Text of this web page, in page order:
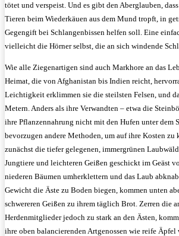
tötet und verspeist. Und es gibt den Aberglauben,
Tieren beim Wiederkäuen aus dem Mund tropft, in
Gegengift bei Schlangenbissen helfen soll. Eine
vielleicht die Hörner selbst, die an sich windende
Wie alle Ziegenartigen sind auch Markhore an das
Heimat, die von Afghanistan bis Indien reicht,
Leichtigkeit erklimmen sie die steilsten Felsen, und
Metern. Anders als ihre Verwandten – etwa die
ihre Pflanzennahrung nicht mit den Hufen unter dem
bevorzugen andere Methoden, um auf ihre Kosten zu
zunächst die tiefer gelegenen, immergrünen
Jungtiere und leichteren Geißen geschickt im Geäst
niederen Bäumen umherklettern und das Laub
Gewicht die Äste zu Boden biegen, kommen unten
schwereren Geißen zu ihrem täglich Brot. Zerren die
Herdenmitglieder jedoch zu stark an den Ästen,
ihre oben balancierenden Artgenossen wie reife